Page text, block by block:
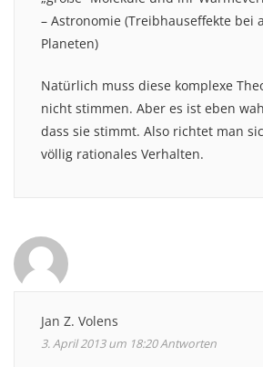
– Astronomie (Treibhauseffekte bei
Planeten)
Natürlich muss diese komplexe
nicht stimmen. Aber es ist eben
dass sie stimmt. Also richtet man
völlig rationales Verhalten.
Jan Z. Volens
3. April 2013 um 18:20Antworten